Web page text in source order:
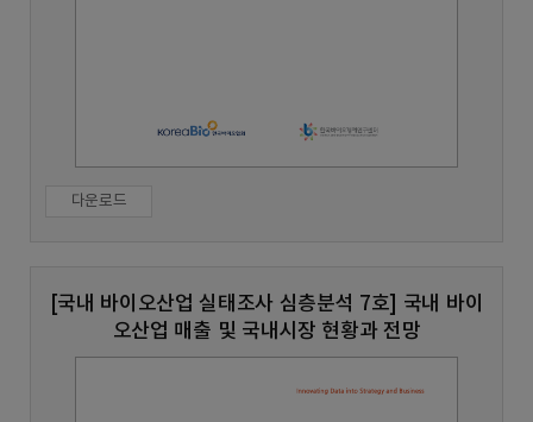
다운로드
[국내 바이오산업 실태조사 심층분석 7호] 국내 바이
오산업 매출 및 국내시장 현황과 전망